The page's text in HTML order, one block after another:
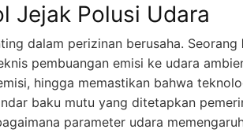
Jejak Polusi Udara
dalam perizinan berusaha. Seorang
pembuangan emisi ke udara
hingga memastikan bahwa
baku mutu yang ditetapkan
parameter udara